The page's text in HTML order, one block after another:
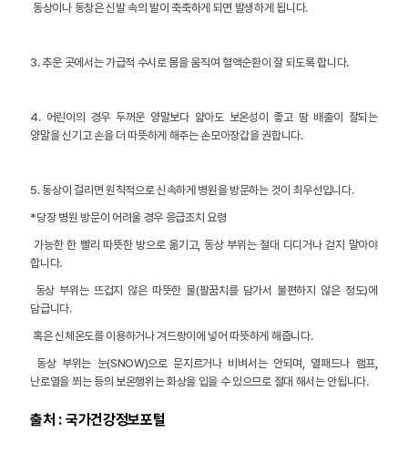
동상이나 동창은 신발 속의 발이 축축하게 되면 발생하게 됩니다.
3. 추운 곳에서는 가급적 수시로 몸을 움직여 혈액순환이 잘 되도록 합니다.
4. 어린이의 경우 두꺼운 양말보다 얇아도 보온성이 좋고 땀 배출이 잘되는
양말을 신기고 손을 더 따뜻하게 해주는 손모아장갑을 권합니다.
5. 동상이 걸리면 원칙적으로 신속하게 병원을 방문하는 것이 최우선입니다.
*당장 병원 방문이 어려울 경우 응급조치 요령
가능한 한 빨리 따뜻한 방으로 옮기고, 동상 부위는 절대 디디거나 걷지 말아야
합니다.
동상 부위는 뜨겁지 않은 따뜻한 물(팔꿈치를 담가서 불편하지 않은 정도)에
담급니다.
혹은 신체온도를 이용하거나 겨드랑이에 넣어 따뜻하게 해줍니다.
동상 부위는 눈(SNOW)으로 문지르거나 비벼서는 안되며, 열패드나 램프,
난로열을 쬐는 등의 보온행위는 화상을 입을 수 있으므로 절대 해서는 안됩니다.
출처 : 국가건강정보포털